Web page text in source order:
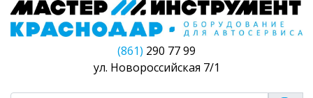
(861) 290 77 99
ул. Новороссийская 7/1